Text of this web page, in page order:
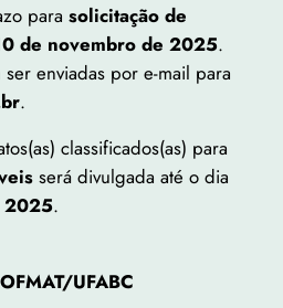
para solicitação de
de novembro de 2025.
enviadas por e-mail para
.
classificados(as) para
será divulgada até o dia
2025.
UFABC